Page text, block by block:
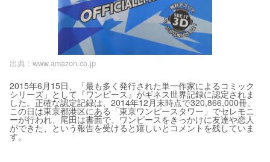
出典 : www.amazon.co.jp
2015年6月15日、「最も多く発行された単一作家によるコミック
シリーズ」として『ワンピース』がギネス世界記録に認定されま
した。正確な認定記録は、2014年12月末時点で320,866,000冊。
この日は東京都港区にある「東京ワンピースタワー」でセレモニ
ーが行われ、尾田は書面で、ワンピースをきっかけに友達や恋人
ができた、という報告を受けると嬉しいとコメントを残していま
す。